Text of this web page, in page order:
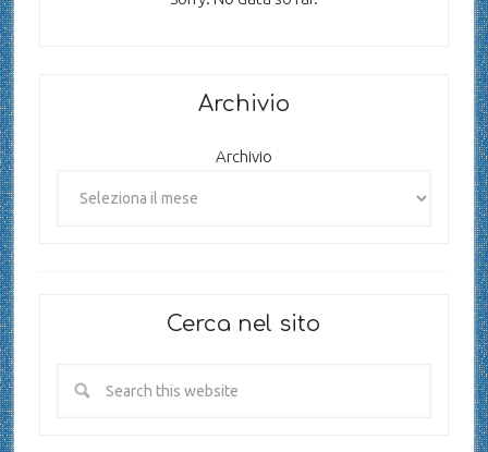
Archivio
Archivio
Cerca nel sito